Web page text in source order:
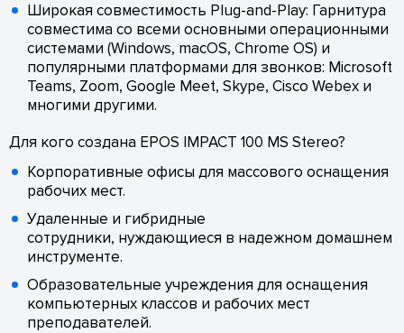
Широкая совместимость Plug-and-Play: Гарнитура
совместима со всеми основными операционными
системами (Windows, macOS, Chrome OS) и
популярными платформами для звонков: Microsoft
Teams, Zoom, Google Meet, Skype, Cisco Webex и
многими другими.
Для кого создана EPOS IMPACT 100 MS Stereo?
Корпоративные офисы для массового оснащения
рабочих мест.
Удаленные и гибридные
сотрудники, нуждающиеся в надежном домашнем
инструменте.
Образовательные учреждения для оснащения
компьютерных классов и рабочих мест
преподавателей.